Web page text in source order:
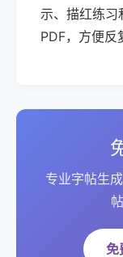
示、描红练习
PDF，方便反
专业字帖生
免